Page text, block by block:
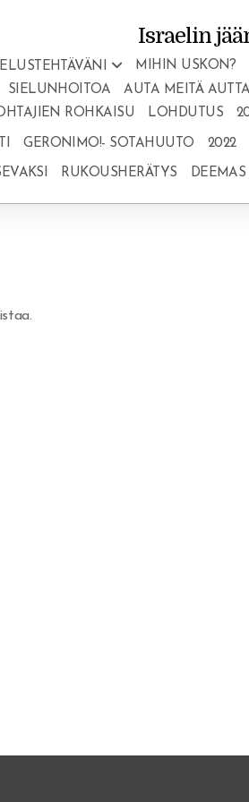
Israelin
MIHIN USKON?
SIELUNHOITOA AUTA MEITÄ
ROHKAISU LOHDUTUS
GERONIMO!- SOTAHUUTO 2022
RUKOUSHERÄTYS DEEMAS
soi!